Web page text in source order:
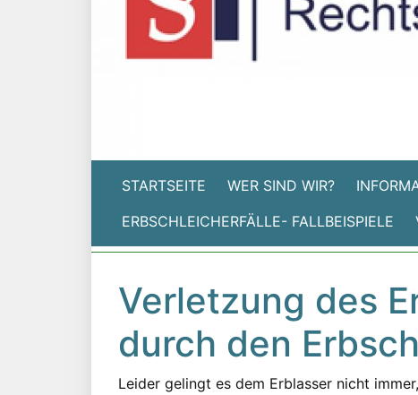
STARTSEITE WER SIND WIR?
ERBSCHLEICHERFÄLLE- FALLBEISPIELE
Verletzung des
durch den
Leider gelingt es dem Erblasser nicht